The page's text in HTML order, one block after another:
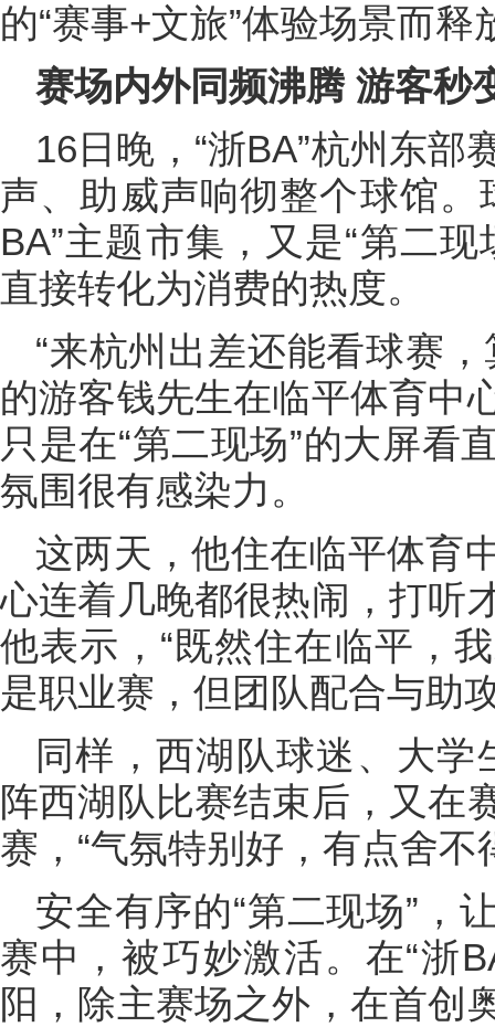
的“赛事+文旅”体验场景而释
赛场内外同频沸腾 游客秒
16日晚，“浙BA”杭州东
声、助威声响彻整个球馆
BA”主题市集，又是“第二
直接转化为消费的热度。
“来杭州出差还能看球赛
的游客钱先生在临平体育中
只是在“第二现场”的大屏看
氛围很有感染力。
这两天，他住在临平体育
心连着几晚都很热闹，打听
他表示，“既然住在临平，
是职业赛，但团队配合与助
同样，西湖队球迷、大学
阵西湖队比赛结束后，又在
赛，“气氛特别好，有点舍不
安全有序的“第二现场”，
赛中，被巧妙激活。在“浙
阳，除主赛场之外，在首创